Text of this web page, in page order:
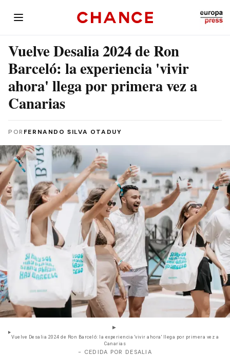
Vuelve Desalia 2024 de Ron
Barceló: la experiencia 'vivir
ahora' llega por primera vez a
Canarias
POR FERNANDO SILVA OTADUY
Vuelve Desalia 2024 de Ron Barceló: la experiencia 'vivir ahora' llega por primera vez a
Canarias
- CEDIDA POR DESALIA